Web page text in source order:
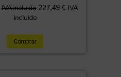
IVA incluido 227,49 € IVA
incluido
Comprar